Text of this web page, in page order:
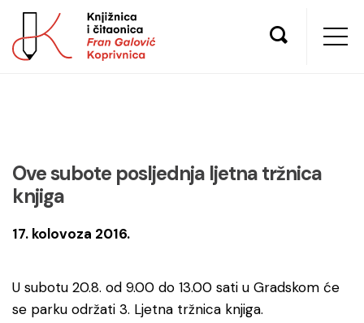
Ove subote posljednja ljetna tržnica
knjiga
17. kolovoza 2016.
U subotu 20.8. od 9.00 do 13.00 sati u Gradskom će
se parku održati 3. Ljetna tržnica knjiga.